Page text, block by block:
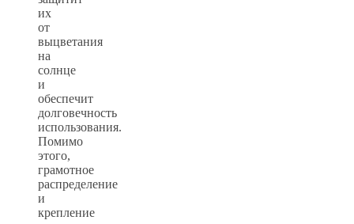
их
от
выцветания
на
солнце
и
обеспечит
долговечность
использования.
Помимо
этого,
грамотное
распределение
и
крепление